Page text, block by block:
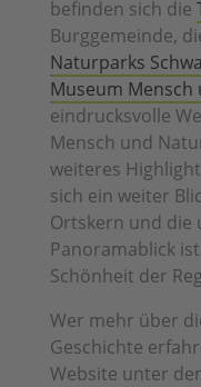
befinden sich die
Burggemeinde,
Naturparks
Museum Mensch
eindrucksvolle
Mensch und
weiteres
sich ein weiter
Ortskern und die
Panoramablick
Schönheit der
Wer mehr über
Geschichte
Website unter